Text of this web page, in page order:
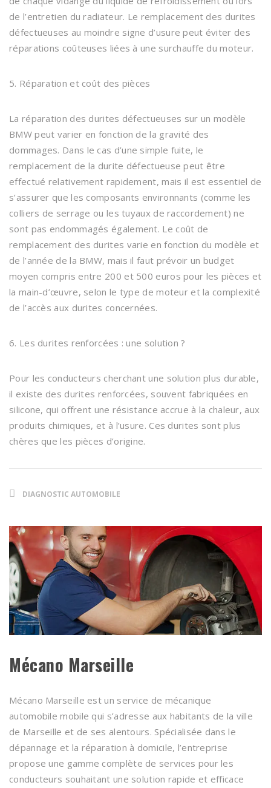
de l’entretien du radiateur. Le remplacement des durites
défectueuses au moindre signe d’usure peut éviter des
réparations coûteuses liées à une surchauffe du moteur.
5. Réparation et coût des pièces
La réparation des durites défectueuses sur un modèle
BMW peut varier en fonction de la gravité des
dommages. Dans le cas d’une simple fuite, le
remplacement de la durite défectueuse peut être
effectué relativement rapidement, mais il est essentiel de
s’assurer que les composants environnants (comme les
colliers de serrage ou les tuyaux de raccordement) ne
sont pas endommagés également. Le coût de
remplacement des durites varie en fonction du modèle et
de l’année de la BMW, mais il faut prévoir un budget
moyen compris entre 200 et 500 euros pour les pièces et
la main-d’œuvre, selon le type de moteur et la complexité
de l’accès aux durites concernées.
6. Les durites renforcées : une solution ?
Pour les conducteurs cherchant une solution plus durable,
il existe des durites renforcées, souvent fabriquées en
silicone, qui offrent une résistance accrue à la chaleur, aux
produits chimiques, et à l’usure. Ces durites sont plus
chères que les pièces d’origine.
DIAGNOSTIC AUTOMOBILE
Mécano Marseille
Mécano Marseille est un service de mécanique
automobile mobile qui s’adresse aux habitants de la ville
de Marseille et de ses alentours. Spécialisée dans le
dépannage et la réparation à domicile, l’entreprise
propose une gamme complète de services pour les
conducteurs souhaitant une solution rapide et efficace